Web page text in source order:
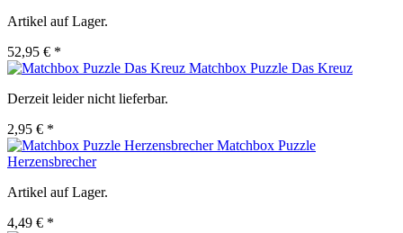
Artikel auf Lager.
52,95 € *
Matchbox Puzzle Das Kreuz
Derzeit leider nicht lieferbar.
2,95 € *
Matchbox Puzzle
Herzensbrecher
Artikel auf Lager.
4,49 € *